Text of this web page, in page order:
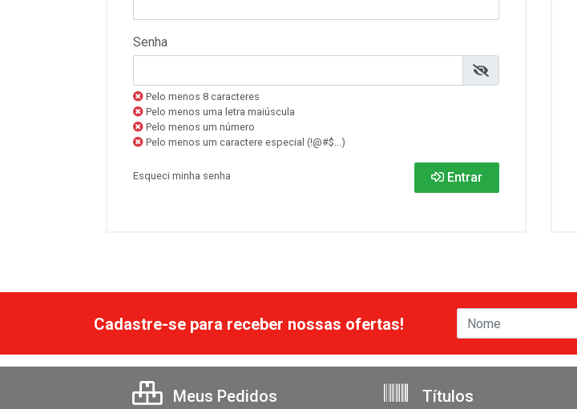
Senha
Pelo menos 8 caracteres
Pelo menos uma letra maiúscula
Pelo menos um número
Pelo menos um caractere especial (!@#$...)
Esqueci minha senha Entrar
Cadastre-se para receber nossas ofertas!
Meus Pedidos Títulos